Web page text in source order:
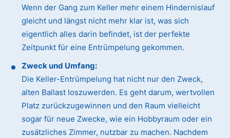
Wenn der Gang zum Keller mehr einem Hindernislauf
gleicht und längst nicht mehr klar ist, was sich
eigentlich alles darin befindet, ist der perfekte
Zeitpunkt für eine Entrümpelung gekommen.
Zweck und Umfang:
Die Keller-Entrümpelung hat nicht nur den Zweck,
alten Ballast loszuwerden. Es geht darum, wertvollen
Platz zurückzugewinnen und den Raum vielleicht
sogar für neue Zwecke, wie ein Hobbyraum oder ein
zusätzliches Zimmer, nutzbar zu machen. Nachdem